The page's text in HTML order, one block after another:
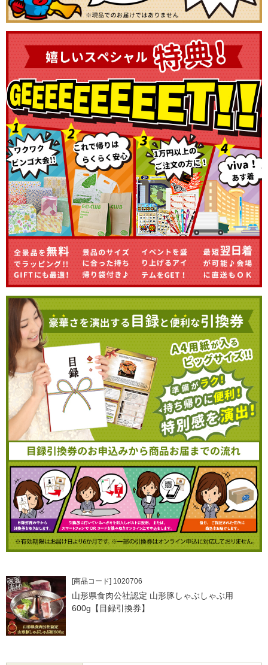
[商品コード] 1020706
山形県食肉公社認定 山形豚しゃぶしゃぶ用
600g【目録引換券】